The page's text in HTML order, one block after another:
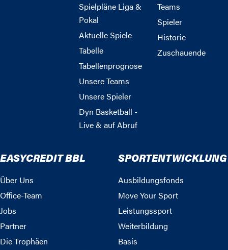
Spielpläne Liga &
Pokal
Aktuelle Spiele
Tabelle
Tabellenprognose
Unsere Teams
Unsere Spieler
Dyn Basketball -
Live & auf Abruf
Teams
Spieler
Historie
Zuschauende
EASYCREDIT BBL
Über Uns
Office-Team
Jobs
Partner
Die Trophäen
SPORTENTWICKLUNG
Ausbildungsfonds
Move Your Sport
Leistungssport
Weiterbildung
Basis